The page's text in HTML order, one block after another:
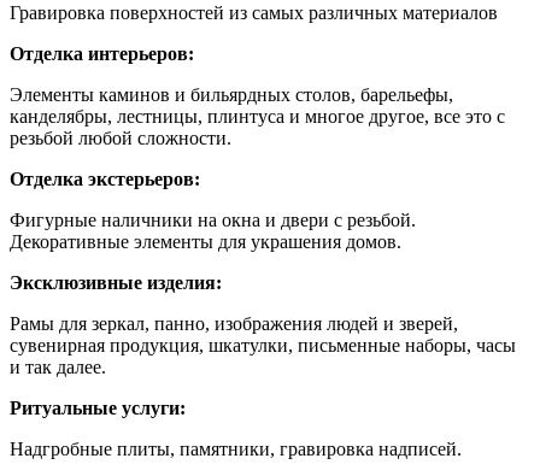
Гравировка поверхностей из самых различных материалов
Отделка интерьеров:
Элементы каминов и бильярдных столов, барельефы,
канделябры, лестницы, плинтуса и многое другое, все это с
резьбой любой сложности.
Отделка экстерьеров:
Фигурные наличники на окна и двери с резьбой.
Декоративные элементы для украшения домов.
Эксклюзивные изделия:
Рамы для зеркал, панно, изображения людей и зверей,
сувенирная продукция, шкатулки, письменные наборы, часы
и так далее.
Ритуальные услуги:
Надгробные плиты, памятники, гравировка надписей.